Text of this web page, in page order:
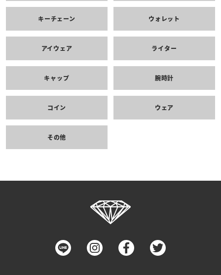
キーチェーン ウォレット
アイウェア ライター
キャップ 腕時計
コイン ウェア
その他